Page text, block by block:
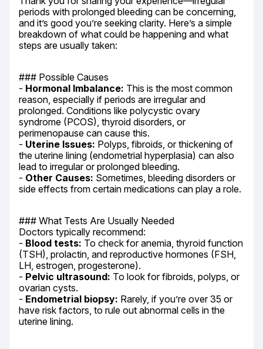
periods with prolonged bleeding can be concerning,
and it’s good you’re seeking clarity. Here’s a simple
breakdown of what could be happening and what
steps are usually taken:
### Possible Causes
- Hormonal Imbalance: This is the most common
reason, especially if periods are irregular and
prolonged. Conditions like polycystic ovary
syndrome (PCOS), thyroid disorders, or
perimenopause can cause this.
- Uterine Issues: Polyps, fibroids, or thickening of
the uterine lining (endometrial hyperplasia) can also
lead to irregular or prolonged bleeding.
- Other Causes: Sometimes, bleeding disorders or
side effects from certain medications can play a role.
### What Tests Are Usually Needed
Doctors typically recommend:
- Blood tests: To check for anemia, thyroid function
(TSH), prolactin, and reproductive hormones (FSH,
LH, estrogen, progesterone).
- Pelvic ultrasound: To look for fibroids, polyps, or
ovarian cysts.
- Endometrial biopsy: Rarely, if you’re over 35 or
have risk factors, to rule out abnormal cells in the
uterine lining.